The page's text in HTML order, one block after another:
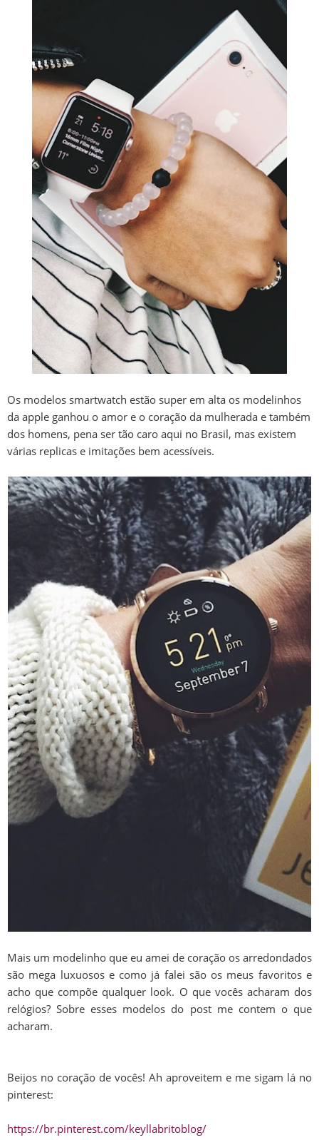
Os modelos smartwatch estão super em alta os modelinhos
da apple ganhou o amor e o coração da mulherada e também
dos homens, pena ser tão caro aqui no Brasil, mas existem
várias replicas e imitações bem acessíveis.
Mais um modelinho que eu amei de coração os arredondados
são mega luxuosos e como já falei são os meus favoritos e
acho que compõe qualquer look. O que vocês acharam dos
relógios? Sobre esses modelos do post me contem o que
acharam.
Beijos no coração de vocês! Ah aproveitem e me sigam lá no
pinterest:
https://br.pinterest.com/keyllabritoblog/